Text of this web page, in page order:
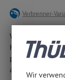
Verbrenner-
Wir weisen
Kaufvertrages
persönlicher
anbieten.
Wir